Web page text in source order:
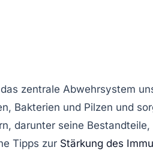
zentrale Abwehrsystem
Bakterien und Pilzen und
darunter seine
Tipps zur Stärkung des